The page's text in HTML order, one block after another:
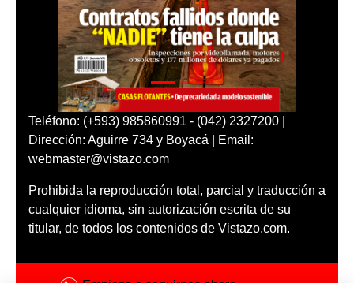
Teléfono: (+593) 985860991 - (042) 2327200 |
Dirección: Aguirre 734 y Boyacá | Email:
webmaster@vistazo.com
Prohibida la reproducción total, parcial y traducción a
cualquier idioma, sin autorización escrita de su
titular, de todos los contenidos de Vistazo.com.